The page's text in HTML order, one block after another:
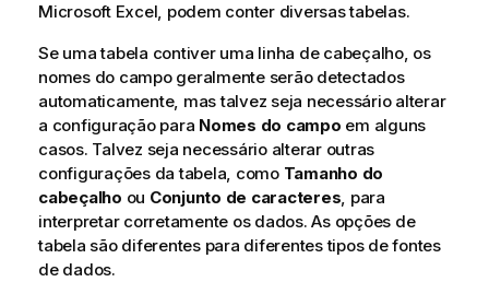
Microsoft Excel, podem conter diversas tabelas.
Se uma tabela contiver uma linha de cabeçalho, os
nomes do campogeralmente serão detectados
automaticamente, mas talvez seja necessário alterar
a configuração para Nomes do campo em alguns
casos. Talvez seja necessário alterar outras
configurações da tabela, como Tamanho do
cabeçalho ou Conjunto de caracteres, para
interpretar corretamente os dados. As opções de
tabela são diferentes para diferentes tipos de fontes
de dados.